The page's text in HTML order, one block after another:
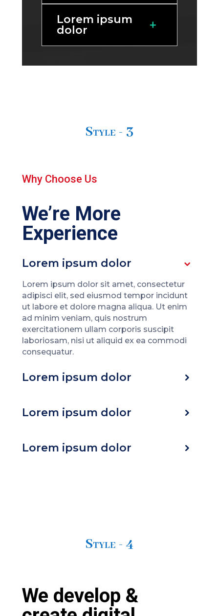
Lorem ipsum
dolor
Style - 3
Why Choose Us
We’re More
Experience
Lorem ipsum dolor
Lorem ipsum dolor sit amet, consectetur
adipisci elit, sed eiusmod tempor incidunt
ut labore et dolore magna aliqua. Ut enim
ad minim veniam, quis nostrum
exercitationem ullam corporis suscipit
laboriosam, nisi ut aliquid ex ea commodi
consequatur.
Lorem ipsum dolor
Lorem ipsum dolor
Lorem ipsum dolor
Style - 4
We develop &